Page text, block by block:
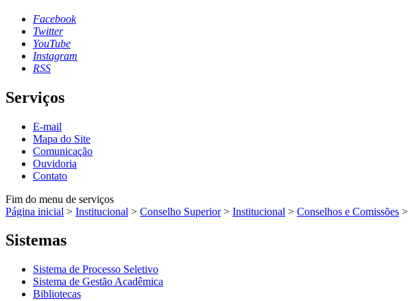
Facebook
Twitter
YouTube
Instagram
RSS
Serviços
E-mail
Mapa do Site
Comunicação
Ouvidoria
Contato
Fim do menu de serviços
Página inicial > Institucional > Conselho Superior > Institucional > Conselhos e Comissões >
Sistemas
Sistema de Processo Seletivo
Sistema de Gestão Acadêmica
Bibliotecas